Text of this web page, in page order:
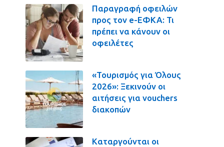
Παραγραφή οφειλών
προς τον e-ΕΦΚΑ: Τι
πρέπει να κάνουν οι
οφειλέτες
«Τουρισμός για Όλους
2026»: Ξεκινούν οι
αιτήσεις για vouchers
διακοπών
Καταργούνται οι